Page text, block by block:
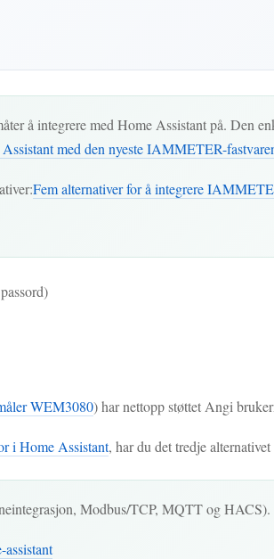
å integrere med Home Assistant på. Den
med den nyeste IAMMETER-
Fem alternativer for å integrere
WEM3080) har nettopp støttet Angi
i Home Assistant, har du det tredje
Modbus/TCP, MQTT og HACS).